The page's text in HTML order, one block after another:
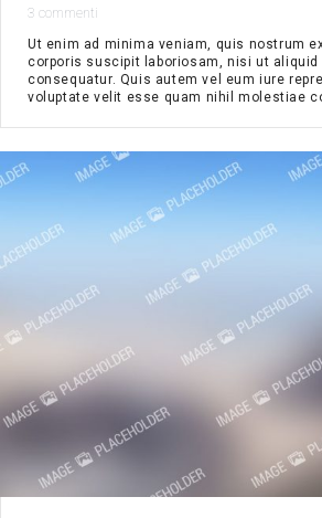
3 commenti
Ut enim ad minima veniam, quis nostrum
corporis suscipit laboriosam, nisi ut aliquid
consequatur. Quis autem vel eum iure
voluptate velit esse quam nihil molestiae